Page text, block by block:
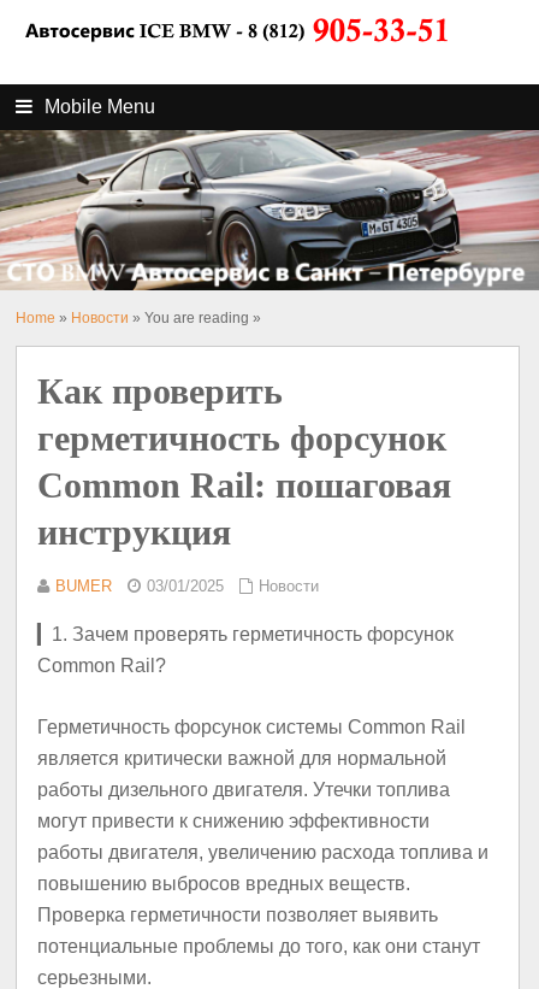
Mobile Menu
Home » Новости » You are reading »
Как проверить
герметичность форсунок
Common Rail: пошаговая
инструкция
BUMER 03/01/2025 Новости
1. Зачем проверять герметичность форсунок
Common Rail?
Герметичность форсунок системы Common Rail
является критически важной для нормальной
работы дизельного двигателя. Утечки топлива
могут привести к снижению эффективности
работы двигателя, увеличению расхода топлива и
повышению выбросов вредных веществ.
Проверка герметичности позволяет выявить
потенциальные проблемы до того, как они станут
серьезными.